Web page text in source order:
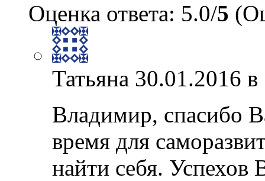
Оценка ответа: 5.0/5
Татьяна 30.01.2016
Владимир, спасибо
время для
найти себя. Успехов